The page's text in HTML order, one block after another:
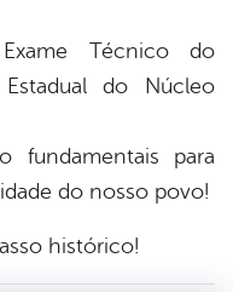
Técnico do
do Núcleo
fundamentais para
do nosso povo!
histórico!